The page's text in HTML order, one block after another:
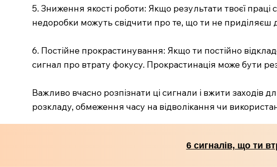
5. Зниження якості роботи: Якщо результати твоєї
недоробки можуть свідчити про те, що ти не приділяєш
6. Постійне прокрастинування: Якщо ти постійно
сигнал про втрату фокусу. Прокрастинація може бути
Важливо вчасно розпізнати ці сигнали і вжити
розкладу, обмеження часу на відволікання чи
6 сигналів, що ти